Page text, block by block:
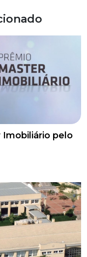
Imobiliário pelo